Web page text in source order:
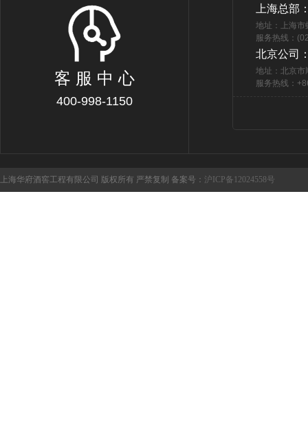
客 服 中 心
400-998-1150
上海总部
地址：上海
服务热线：
北京公司
地址：北京市
服务热线：
上海华府酒窖工程有限公司 版权所有 严禁复制 备案号： 沪ICP备12024558号